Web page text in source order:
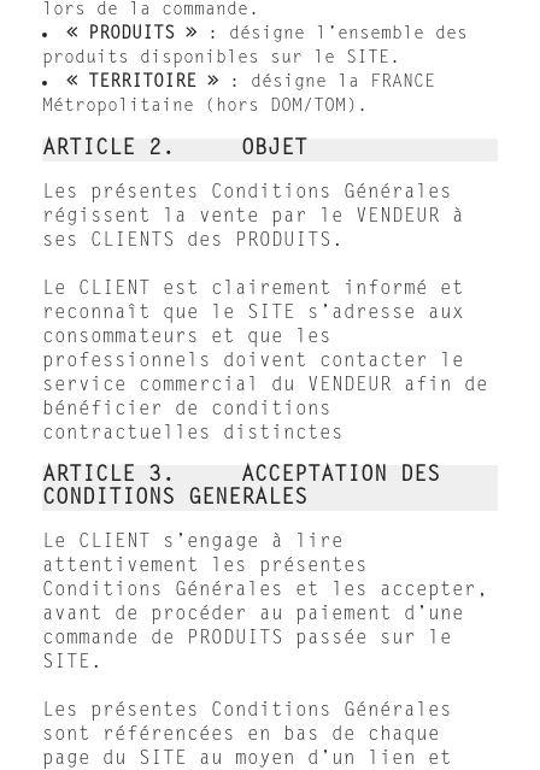
lors de la commande.
« PRODUITS » : désigne l’ensemble des
produits disponibles sur le SITE.
« TERRITOIRE » : désigne la FRANCE
Métropolitaine (hors DOM/TOM).
ARTICLE 2. OBJET
Les présentes Conditions Générales
régissent la vente par le VENDEUR à
ses CLIENTS des PRODUITS.
Le CLIENT est clairement informé et
reconnaît que le SITE s’adresse aux
consommateurs et que les
professionnels doivent contacter le
service commercial du VENDEUR afin de
bénéficier de conditions
contractuelles distinctes
ARTICLE 3. ACCEPTATION DES
CONDITIONS GENERALES
Le CLIENT s’engage à lire
attentivement les présentes
Conditions Générales et les accepter,
avant de procéder au paiement d’une
commande de PRODUITS passée sur le
SITE.
Les présentes Conditions Générales
sont référencées en bas de chaque
page du SITE au moyen d’un lien et